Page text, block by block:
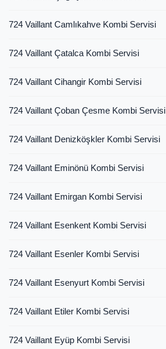
724 Vaillant Camlıkahve Kombi Servisi
724 Vaillant Çatalca Kombi Servisi
724 Vaillant Cihangir Kombi Servisi
724 Vaillant Çoban Çesme Kombi Servisi
724 Vaillant Denizköşkler Kombi Servisi
724 Vaillant Eminönü Kombi Servisi
724 Vaillant Emirgan Kombi Servisi
724 Vaillant Esenkent Kombi Servisi
724 Vaillant Esenler Kombi Servisi
724 Vaillant Esenyurt Kombi Servisi
724 Vaillant Etiler Kombi Servisi
724 Vaillant Eyüp Kombi Servisi